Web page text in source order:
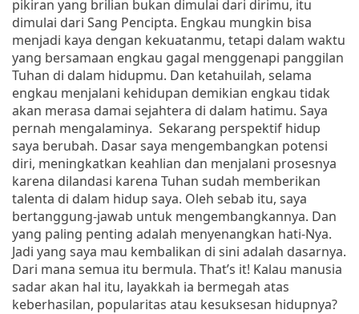
pikiran yang brilian bukan dimulai dari dirimu, itu
dimulai dari Sang Pencipta. Engkau mungkin bisa
menjadi kaya dengan kekuatanmu, tetapi dalam waktu
yang bersamaan engkau gagal menggenapi panggilan
Tuhan di dalam hidupmu. Dan ketahuilah, selama
engkau menjalani kehidupan demikian engkau tidak
akan merasa damai sejahtera di dalam hatimu. Saya
pernah mengalaminya. Sekarang perspektif hidup
saya berubah. Dasar saya mengembangkan potensi
diri, meningkatkan keahlian dan menjalani prosesnya
karena dilandasi karena Tuhan sudah memberikan
talenta di dalam hidup saya. Oleh sebab itu, saya
bertanggung-jawab untuk mengembangkannya. Dan
yang paling penting adalah menyenangkan hati-Nya.
Jadi yang saya mau kembalikan di sini adalah dasarnya.
Dari mana semua itu bermula. That’s it! Kalau manusia
sadar akan hal itu, layakkah ia bermegah atas
keberhasilan, popularitas atau kesuksesan hidupnya?